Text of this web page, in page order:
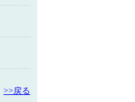
>>戻る